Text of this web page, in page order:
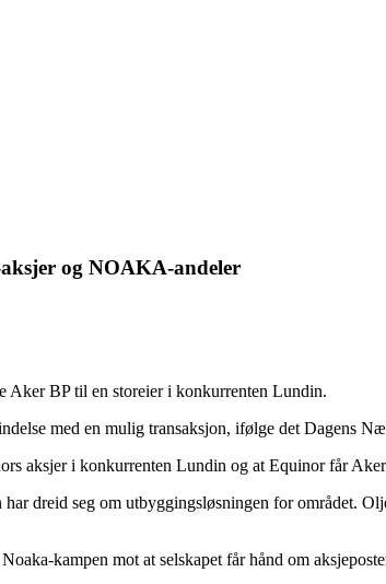
og NOAKA-andeler
Aker BP til en storeier i konkurrenten Lundin.
med en mulig transaksjon, ifølge det Dagens
aksjer i konkurrenten Lundin og at Equinor får
dreid seg om utbyggingsløsningen for området.
kampen mot at selskapet får hånd om